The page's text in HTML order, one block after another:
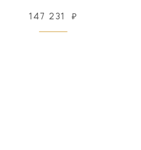
147 231 ₽